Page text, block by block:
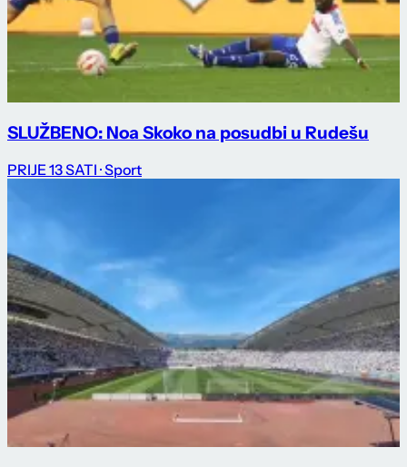
SLUŽBENO: Noa Skoko na posudbi u Rudešu
PRIJE 13 SATI · Sport